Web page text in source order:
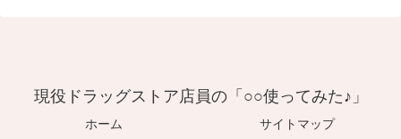
現役ドラッグストア店員の「○○使ってみた♪」
ホーム サイトマップ